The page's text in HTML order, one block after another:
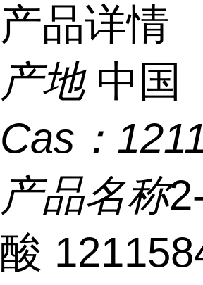
产品详情
产地 中国
Cas：
产品名称
酸